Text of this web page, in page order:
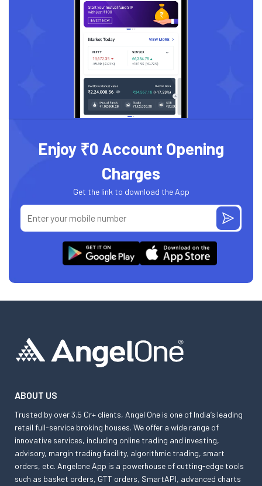
Enjoy ₹0 Account Opening
Charges
Get the link to download the App
ABOUT US
Trusted by over 3.5 Cr+ clients, Angel One is one of India’s leading
retail full-service broking houses. We offer a wide range of
innovative services, including online trading and investing,
advisory, margin trading facility, algorithmic trading, smart
orders, etc. Angelone App is a powerhouse of cutting-edge tools
such as basket orders, GTT orders, SmartAPI, advanced charts